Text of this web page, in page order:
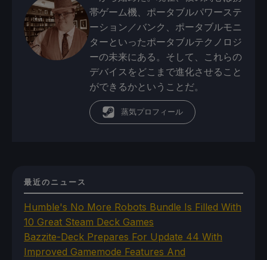
帯ゲーム機、ポータブルパワーステ
ーション／バンク、ポータブルモニ
ターといったポータブルテクノロジ
ーの未来にある。そして、これらの
デバイスをどこまで進化させること
ができるかということだ。
蒸気プロフィール
最近のニュース
Humble's No More Robots Bundle Is Filled With
10 Great Steam Deck Games
Bazzite-Deck Prepares For Update 44 With
Improved Gamemode Features And